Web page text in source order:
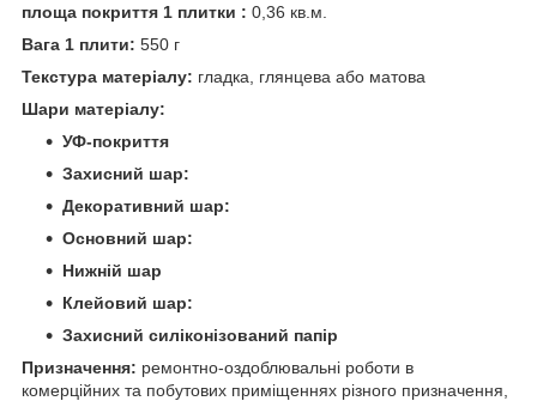
площа покриття 1 плитки : 0,36 кв.м.
Вага 1 плити: 550 г
Текстура матеріалу: гладка, глянцева або матова
Шари матеріалу:
УФ-покриття
Захисний шар:
Декоративний шар:
Основний шар:
Нижній шар
Клейовий шар:
Захисний силіконізований папір
Призначення: ремонтно-оздоблювальні роботи в
комерційних та побутових приміщеннях різного призначення,